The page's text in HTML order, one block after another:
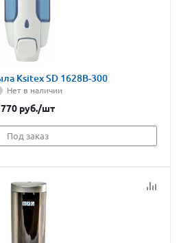
Дозатор мыла Ksitex SD 1628В-300
Нет в наличии
770 руб./шт
Под заказ